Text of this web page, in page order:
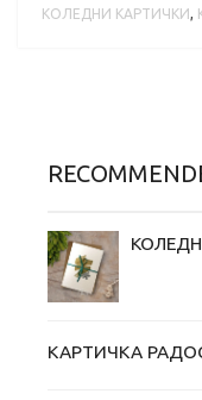
KОЛЕДНИ КАРТИЧКИ,
КАРТИЧКА